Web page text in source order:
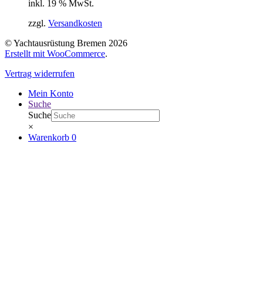
inkl. 19 % MwSt.
zzgl. Versandkosten
© Yachtausrüstung Bremen 2026
Erstellt mit WooCommerce.
Vertrag widerrufen
Mein Konto
Suche
Suche
×
Warenkorb 0